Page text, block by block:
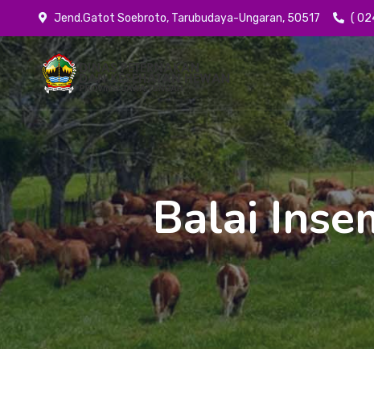
Jend.Gatot Soebroto, Tarubudaya-Ungaran, 50517 (
Balai